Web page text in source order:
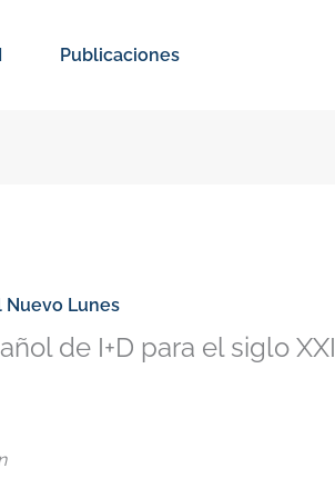
Publicaciones
Nuevo Lunes
de I+D para el siglo XXI